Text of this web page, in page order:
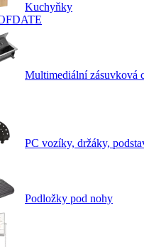
Kuchyňky
Multimediální zásuvková
PC vozíky, držáky,
Podložky pod nohy